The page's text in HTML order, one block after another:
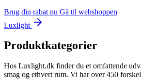
Brug din rabat nu Gå til webshoppen
Luxlight
Produktkategorier
Hos Luxlight.dk finder du et omfattende
smag og ethvert rum. Vi har over 450